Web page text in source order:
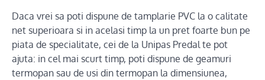
Daca vrei sa poti dispune de tamplarie PVC la o calitate
net superioara si in acelasi timp la un pret foarte bun pe
piata de specialitate, cei de la Unipas Predal te pot
ajuta: in cel mai scurt timp, poti dispune de geamuri
termopan sau de usi din termopan la dimensiunea,